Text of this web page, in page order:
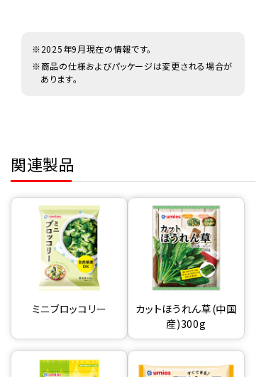
※2025年9月現在の情報です。
※商品の仕様およびパッケージは変更される場合が
あります。
関連製品
ミニブロッコリー
カットほうれん草(中国
産)300g